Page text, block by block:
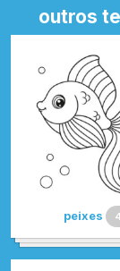
outros
peixes